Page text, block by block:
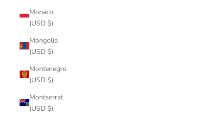
Monaco
(USD $)
Mongolia
(USD $)
Montenegro
(USD $)
Montserrat
(USD $)